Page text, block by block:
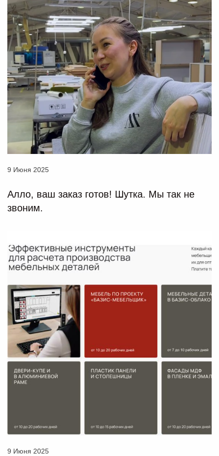
9 Июня 2025
Алло, ваш заказ готов! Шутка. Мы так не
звоним.
9 Июня 2025